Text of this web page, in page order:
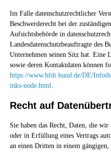
Im Falle datenschutzrechtlicher
Beschwerderecht bei der
Aufsichtsbehörde in
Landesdatenschutzbeauftragte des
Unternehmen seinen Sitz hat. Eine
sowie deren Kontaktdaten können
https://www.bfdi.bund.de/DE/
inks-node.html.
Recht auf
Sie haben das Recht, Daten, die
oder in Erfüllung eines Vertrags
an einen Dritten in einem gängigen,